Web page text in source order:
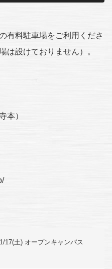
有料駐車場をご利用くださ
は設けておりません）。
本）
17(土) オープンキャンパス